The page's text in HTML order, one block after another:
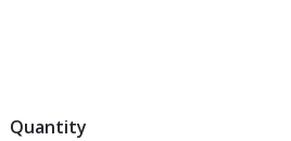
Quantity